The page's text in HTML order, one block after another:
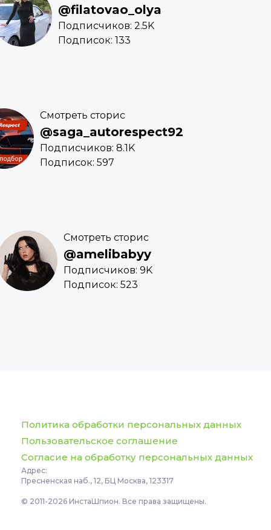
@filatovao_olya
Подписчиков: 2.5K
Подписок: 133
Смотреть сторис
@saga_autorespect92
Подписчиков: 8.1K
Подписок: 597
Смотреть сторис
@amelibabyy
Подписчиков: 9K
Подписок: 523
Политика обработки персональных данных
Пользовательское соглашение
Согласие на обработку персональных данных
Адрес:
Пресненская наб., 12, БЦ Москва, 123317
© 2011-2026 ИнстаШпион. Все права защищены.